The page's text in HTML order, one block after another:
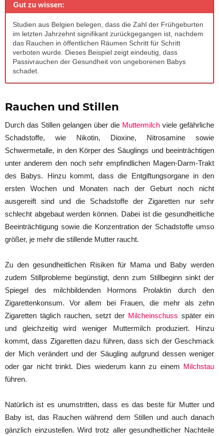
Gut zu wissen:
Studien aus Belgien belegen, dass die Zahl der Frühgeburten
im letzten Jahrzehnt signifikant zurückgegangen ist, nachdem
das Rauchen in öffentlichen Räumen Schritt für Schritt
verboten wurde. Dieses Beispiel zeigt eindeutig, dass
Passivrauchen der Gesundheit von ungeborenen Babys
schadet.
Rauchen und Stillen
Durch das Stillen gelangen über die Muttermilch viele gefährliche
Schadstoffe, wie Nikotin, Dioxine, Nitrosamine sowie
Schwermetalle, in den Körper des Säuglings und beeinträchtigen
unter anderem den noch sehr empfindlichen Magen-Darm-Trakt
des Babys. Hinzu kommt, dass die Entgiftungsorgane in den
ersten Wochen und Monaten nach der Geburt noch nicht
ausgereift sind und die Schadstoffe der Zigaretten nur sehr
schlecht abgebaut werden können. Dabei ist die gesundheitliche
Beeinträchtigung sowie die Konzentration der Schadstoffe umso
größer, je mehr die stillende Mutter raucht.
Zu den gesundheitlichen Risiken für Mama und Baby werden
zudem Stillprobleme begünstigt, denn zum Stillbeginn sinkt der
Spiegel des milchbildenden Hormons Prolaktin durch den
Zigarettenkonsum. Vor allem bei Frauen, die mehr als zehn
Zigaretten täglich rauchen, setzt der Milcheinschuss später ein
und gleichzeitig wird weniger Muttermilch produziert. Hinzu
kommt, dass Zigaretten dazu führen, dass sich der Geschmack
der Mich verändert und der Säugling aufgrund dessen weniger
oder gar nicht trinkt. Dies wiederum kann zu einem Milchstau
führen.
Natürlich ist es unumstritten, dass es das beste für Mutter und
Baby ist, das Rauchen während dem Stillen und auch danach
gänzlich einzustellen. Wird trotz aller gesundheitlicher Nachteile